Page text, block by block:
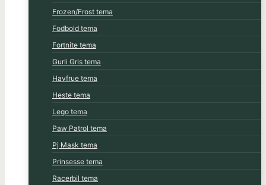
Frozen/Frost tema
Fodbold tema
Fortnite tema
Gurli Gris tema
Havfrue tema
Heste tema
Lego tema
Paw Patrol tema
Pj Mask tema
Prinsesse tema
Racerbil tema